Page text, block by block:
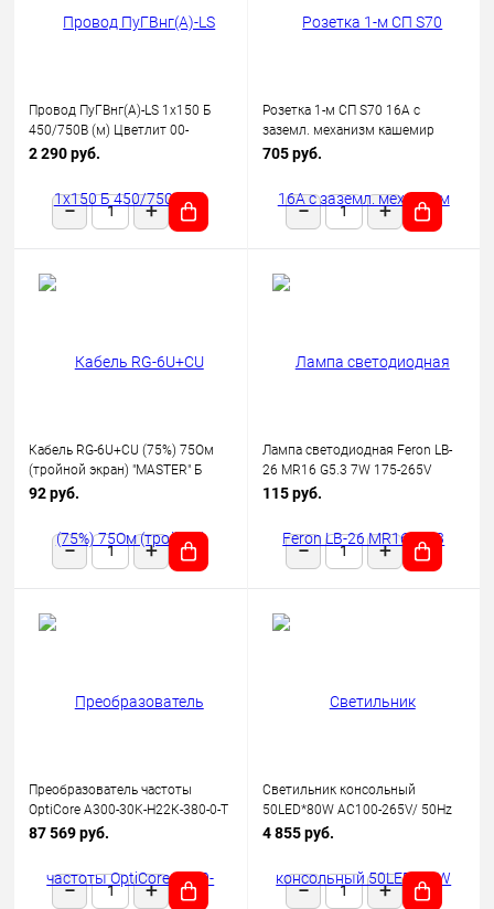
Провод ПуГВнг(А)-LS 1х150 Б
450/750В (м) Цветлит 00-
00130523
2 290 руб.
Розетка 1-м СП S70 16А с
заземл. механизм кашемир
Voltum VLS040103
705 руб.
Кабель RG-6U+CU (75%) 75Ом
(тройной экран) "MASTER" Б
(уп.100м) Rexant 01-2241
92 руб.
Лампа светодиодная Feron LB-
26 MR16 G5.3 7W 175-265V
2700K
115 руб.
Преобразователь частоты
OptiCore A300-30K-Н22К-380-0-Т
КЭАЗ 342664
87 569 руб.
Светильник консольный
50LED*80W AC100-265V/ 50Hz
SP2923 цвет серый (IP65),
4 855 руб.